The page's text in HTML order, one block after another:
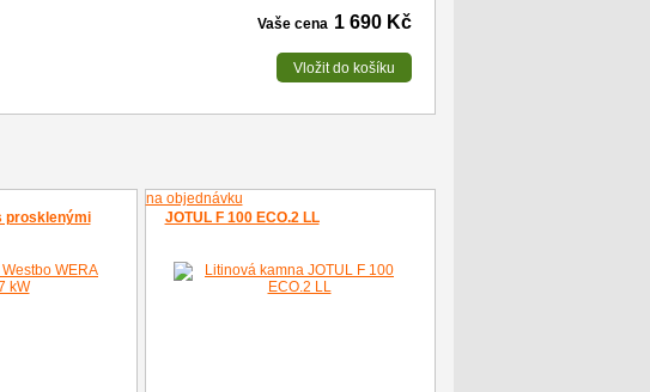
Vaše cena 1 690 Kč
Vložit do košíku
prosklenými
JOTUL F 100 ECO.2 LL
na objednávku